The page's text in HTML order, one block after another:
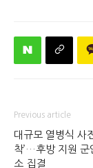
Previous article
대규모 열병식 사
착’…후방 지원 군
소 집결